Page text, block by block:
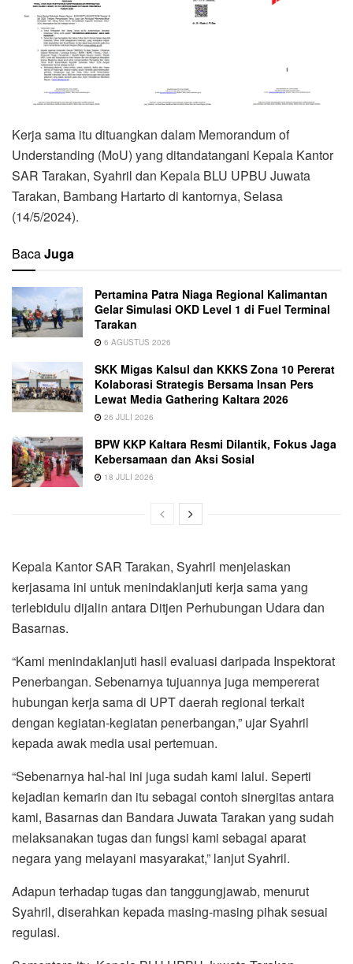
Kerja sama itu dituangkan dalam Memorandum of
Understanding (MoU) yang ditandatangani Kepala Kantor
SAR Tarakan, Syahril dan Kepala BLU UPBU Juwata
Tarakan, Bambang Hartarto di kantornya, Selasa
(14/5/2024).
BacaJuga
Pertamina Patra Niaga Regional Kalimantan
Gelar Simulasi OKD Level 1 di Fuel Terminal
Tarakan
6 AGUSTUS 2026
SKK Migas Kalsul dan KKKS Zona 10 Pererat
Kolaborasi Strategis Bersama Insan Pers
Lewat Media Gathering Kaltara 2026
26 JULI 2026
BPW KKP Kaltara Resmi Dilantik, Fokus Jaga
Kebersamaan dan Aksi Sosial
18 JULI 2026
Kepala Kantor SAR Tarakan, Syahril menjelaskan
kerjasama ini untuk menindaklanjuti kerja sama yang
terlebidulu dijalin antara Ditjen Perhubungan Udara dan
Basarnas.
“Kami menindaklanjuti hasil evaluasi daripada Inspektorat
Penerbangan. Sebenarnya tujuannya juga mempererat
hubungan kerja sama di UPT daerah regional terkait
dengan kegiatan-kegiatan penerbangan,” ujar Syahril
kepada awak media usai pertemuan.
“Sebenarnya hal-hal ini juga sudah kami lalui. Seperti
kejadian kemarin dan itu sebagai contoh sinergitas antara
kami, Basarnas dan Bandara Juwata Tarakan yang sudah
melaksanakan tugas dan fungsi kami sebagai aparat
negara yang melayani masyarakat,” lanjut Syahril.
Adapun terhadap tugas dan tanggungjawab, menurut
Syahril, diserahkan kepada masing-masing pihak sesuai
regulasi.